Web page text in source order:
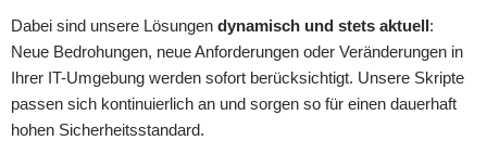
Dabei sind unsere Lösungen dynamisch und stets aktuell :
Neue Bedrohungen, neue Anforderungen oder Veränderungen in
Ihrer IT-Umgebung werden sofort berücksichtigt. Unsere Skripte
passen sich kontinuierlich an und sorgen so für einen dauerhaft
hohen Sicherheitsstandard.